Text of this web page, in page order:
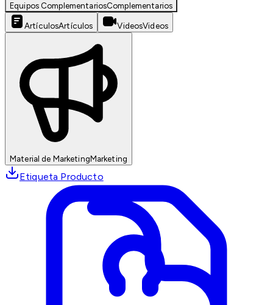
Equipos ComplementariosComplementarios
ArtículosArtículos VideosVideos
Material de MarketingMarketing
Etiqueta Producto